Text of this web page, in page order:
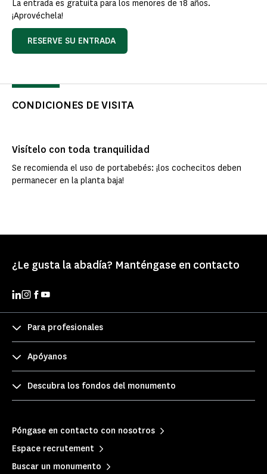
La entrada es gratuita para los menores de 18 años.
¡Aprovéchela!
RESERVE SU ENTRADA
CONDICIONES DE VISITA
Visítelo con toda tranquilidad
Se recomienda el uso de portabebés: ¡los cochecitos deben
permanecer en la planta baja!
¿Le gusta la abadía? Manténgase en contacto
Para profesionales
Apóyanos
Descubra los fondos del monumento
Póngase en contacto con nosotros
Espace recrutement
Buscar un monumento